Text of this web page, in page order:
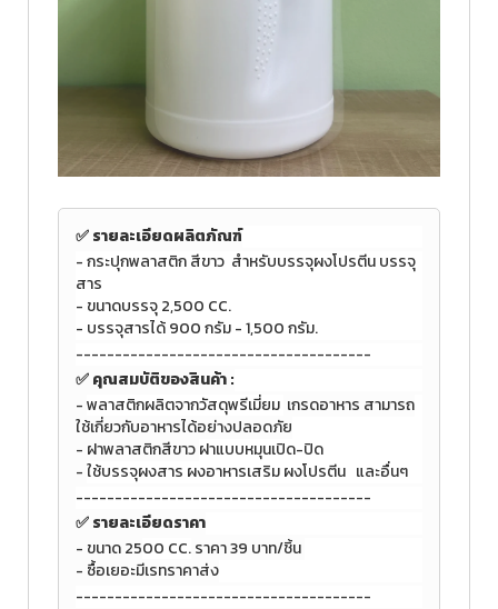
✅ รายละเอียดผลิตภัณฑ์
- กระปุกพลาสติก สีขาว สำหรับบรรจุผงโปรตีน บรรจุ
สาร
- ขนาดบรรจุ 2,500 CC.
- บรรจุสารได้ 900 กรัม - 1,500 กรัม.
--------------------------------------
✅คุณสมบัติของสินค้า :
-พลาสติกผลิตจากวัสดุพรีเมี่ยม เกรดอาหาร สามารถ
ใช้เกี่ยวกับอาหารได้อย่างปลอดภัย
- ฝาพลาสติกสีขาวฝาแบบหมุนเปิด-ปิด
-ใช้บรรจุผงสาร ผงอาหารเสริม ผงโปรตีน และอื่นๆ
--------------------------------------
✅ รายละเอียดราคา
- ขนาด 2500 CC.ราคา 39 บาท/ชิ้น
- ซื้อเยอะมีเรทราคาส่ง
--------------------------------------